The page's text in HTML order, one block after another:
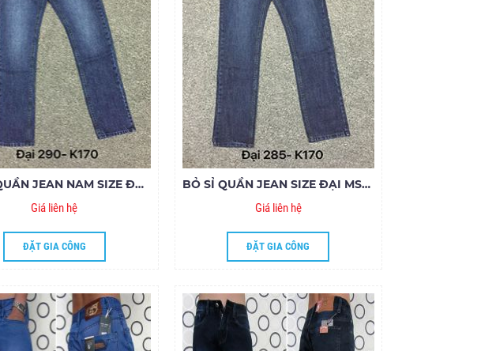
BỎ SỈ QUẦN JEAN NAM SIZE ĐẠI MS290-Q170
Giá liên hệ
ĐẶT GIA CÔNG
BỎ SỈ QUẦN JEAN SIZE ĐẠI MS285
Giá liên hệ
ĐẶT GIA CÔNG